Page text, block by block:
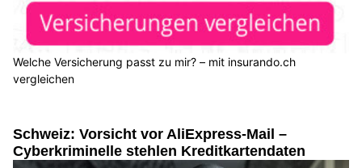
Welche Versicherung passt zu mir? – mit insurando.ch
vergleichen
Schweiz: Vorsicht vor AliExpress-Mail –
Cyberkriminelle stehlen Kreditkartendaten